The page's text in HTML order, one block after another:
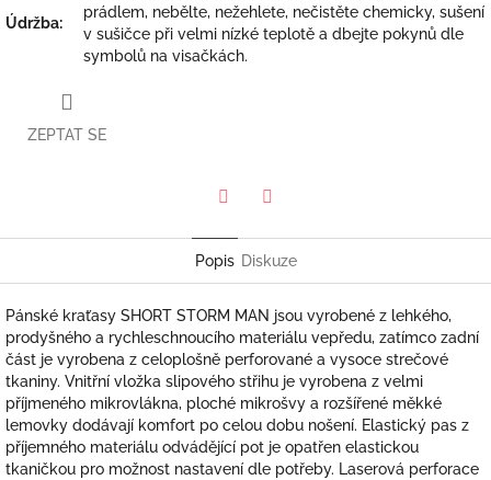
Údržba:
prádlem, nebělte, nežehlete, nečistěte chemicky, sušení
v sušičce při velmi nízké teplotě a dbejte pokynů dle
symbolů na visačkách.
ZEPTAT SE
Popis Diskuze
Pánské kraťasy SHORT STORM MAN jsou vyrobené z lehkého,
prodyšného a rychleschnoucího materiálu vepředu, zatímco zadní
část je vyrobena z celoplošně perforované a vysoce strečové
tkaniny. Vnitřní vložka slipového střihu je vyrobena z velmi
příjmeného mikrovlákna, ploché mikrošvy a rozšířené měkké
lemovky dodávají komfort po celou dobu nošení. Elastický pas z
příjemného materiálu odvádějící pot je opatřen elastickou
tkaničkou pro možnost nastavení dle potřeby. Laserová perforace